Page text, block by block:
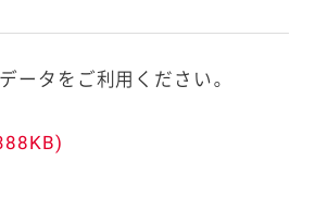
ータをご利用ください。